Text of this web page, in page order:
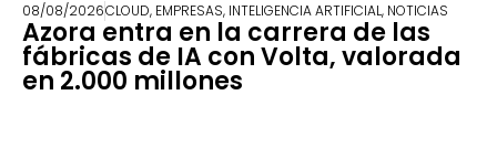
08/08/2026CLOUD, EMPRESAS, INTELIGENCIA ARTIFICIAL, NOTICIAS
Azora entra en la carrera de las
fábricas de IA con Volta, valorada
en 2.000 millones